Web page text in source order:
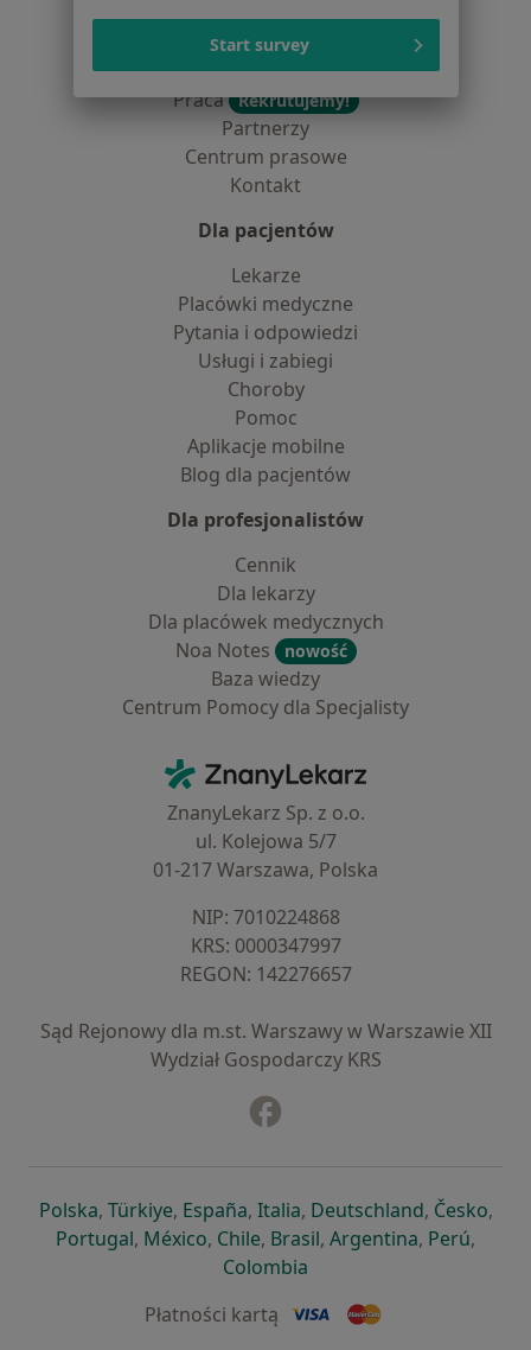
Jak działają wyniki wyszukiwania
Dostępność
O nas
Praca Rekrutujemy!
Partnerzy
Centrum prasowe
Kontakt
Dla pacjentów
Lekarze
Placówki medyczne
Pytania i odpowiedzi
Usługi i zabiegi
Choroby
Pomoc
Aplikacje mobilne
Blog dla pacjentów
Dla profesjonalistów
Cennik
Dla lekarzy
Dla placówek medycznych
Noa Notes
nowość
Baza wiedzy
Centrum Pomocy dla Specjalisty
ZnanyLekarz - Strona główna
ZnanyLekarz Sp. z o.o.
ul. Kolejowa 5/7
01-217 Warszawa, Polska
NIP: ⁠7010224868
KRS: ⁠0000347997
REGON: ⁠142276657
Sąd Rejonowy dla m.st. Warszawy w Warszawie XII
Wydział Gospodarczy KRS
Polskaotwiera się w nowej karcie
, Türkiyeotwiera się w nowej karcie
, Españaotwiera się w nowej karcie
, Italiaotwiera się w nowej
, Deutschlandotwiera się
, Česko,
Portugalotwiera się w nowej karcie
, Méxicootwiera się w nowej karcie
, Chileotwiera się w nowej karcie
, Brasilotwiera się w nowej
, Argentinaotwiera się
, Perú,
Colombia
Płatności kartą
Start survey